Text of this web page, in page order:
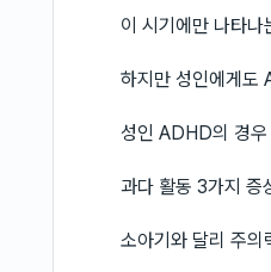
이 시기에만 나타
하지만 성인에게도
성인 ADHD의 경우
과다 활동 3가지 증
소아기와 달리 주의